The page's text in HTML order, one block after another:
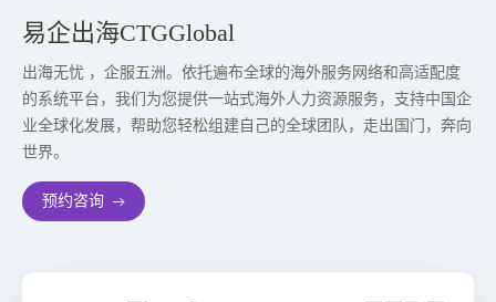
易企出海CTGGlobal
出海无忧 ，企服五洲。依托遍布全球的海外服务网络和高适配度
的系统平台，我们为您提供一站式海外人力资源服务，支持中国企
业全球化发展，帮助您轻松组建自己的全球团队，走出国门，奔向
世界。
预约咨询